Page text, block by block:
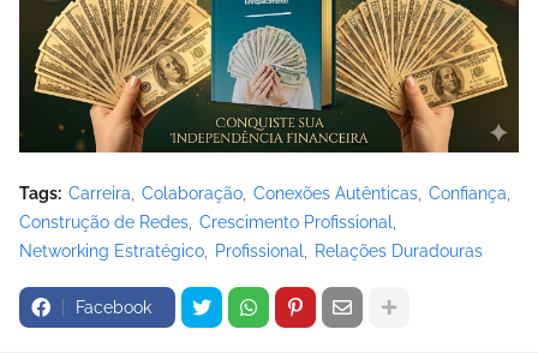
Tags: Carreira Colaboração Conexões Autênticas Confiança
Construção de Redes Crescimento Profissional
Networking Estratégico
Profissional Relações Duradouras
Facebook